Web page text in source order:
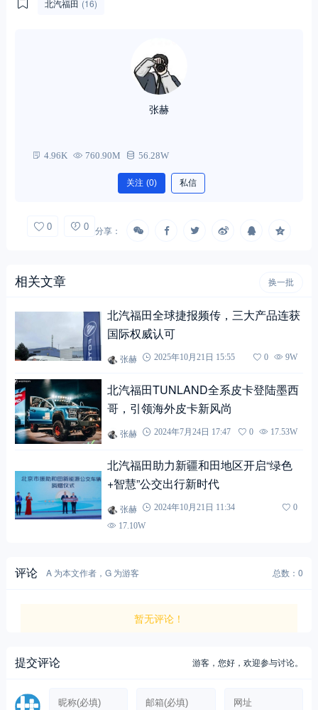
北汽福田 (16)
张赫
4.96K 760.90M 56.28W
关注 (0) 私信
0 0 分享：
相关文章 换一批
北汽福田全球捷报频传，三大产品连获
国际权威认可
张赫 2025年10月21日 15:55 0 9W
北汽福田TUNLAND全系皮卡登陆墨西
哥，引领海外皮卡新风尚
张赫 2024年7月24日 17:47 0 17.53W
北汽福田助力新疆和田地区开启“绿色
+智慧”公交出行新时代
张赫 2024年10月21日 11:34
0
17.10W
评论 A 为本文作者，G 为游客 总数：0
暂无评论！
提交评论 游客，您好，欢迎参与讨论。